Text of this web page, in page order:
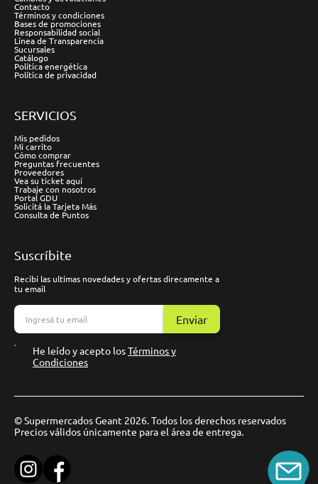
Contacto
Términos y condiciones
Bases de promociones
Responsabilidad social
Línea de Transparencia
Sucursales
Catálogo
Política energética
Política de privacidad
SERVICIOS
Mis pedidos
Mi carrito
Cómo comprar
Preguntas frecuentes
Proveedores
Vea su ticket aquí
Trabaje con nosotros
Portal GDU
Solicitá la Tarjeta Más
Consulta de Puntos
Suscríbite
Recibí las ultimas novedades y ofertas direcamente a
tu email
Enviar
He leído y acepto losTérminos y
Condiciones
© Supermercados Geant 2026. Todos los derechos reservados
Precios válidos únicamente para el área de entrega.